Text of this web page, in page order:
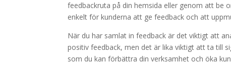
feedbackruta på din hemsida eller genom att be
enkelt för kunderna att ge feedback och att
När du har samlat in feedback är det viktigt att
positiv feedback, men det är lika viktigt att ta till
som du kan förbättra din verksamhet och öka